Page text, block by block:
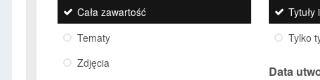
Cała zawartość
Tematy
Zdjęcia
Tylko
Data